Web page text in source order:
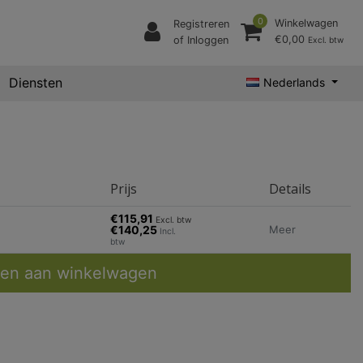
Registreren
of Inloggen
0
Winkelwagen
€0,00 Excl. btw
Diensten Nederlands
Prijs Details
€115,91 Excl. btw
€140,25 Incl.
btw
Meer
aan winkelwagen